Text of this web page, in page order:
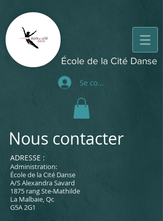
École de la Cité Danse
Se connecter
Nous contacter
​ADRESSE :
Administration:
École de la Cité Danse
A/S Alexandra Savard
1875 rang Ste-Mathilde
La Malbaie, Qc
G5A 2G1